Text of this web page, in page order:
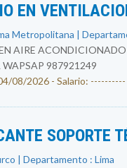
EN
Metropolitana |
AIRE ACONDICIONADO
WAPSAP 987921249
08/2026 - Salario: ----------
SOPORTE
| Departamento : Lima